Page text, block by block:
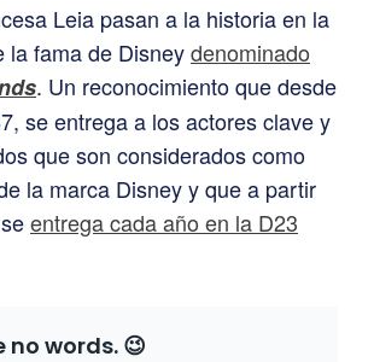
Leia pasan a la historia en la
la fama de Disneydenominado
. Un reconocimiento que desde
se entrega a los actores clave y
que son considerados como
la marca Disney y que a partir
entrega cada año en la D23
no words. 😉